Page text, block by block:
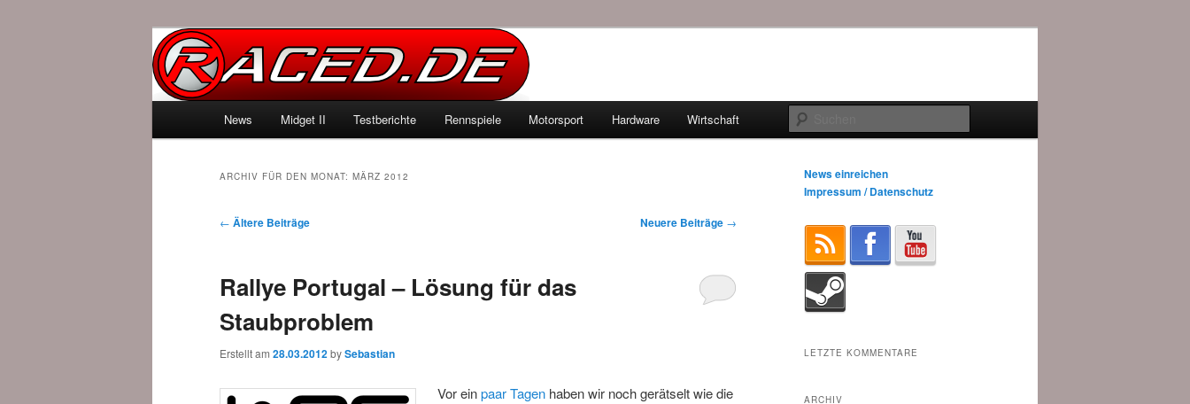
Raced.de
Zum Inhalt wechseln
Zum sekundären Inhalt wechseln
News Midget II Testberichte Rennspiele Motorsport Hardware Wirtschaft
ARCHIV FÜR DEN MONAT: MÄRZ 2012
Beitrags-Navigation
← Ältere Beiträge Neuere Beiträge →
Rallye Portugal – Lösung für das
Staubproblem
Erstellt am 28.03.2012bySebastian
Vor einpaar Tagen haben wir noch gerätselt wie die
News einreichen
Impressum / Datenschutz
LETZTE KOMMENTARE
ARCHIV